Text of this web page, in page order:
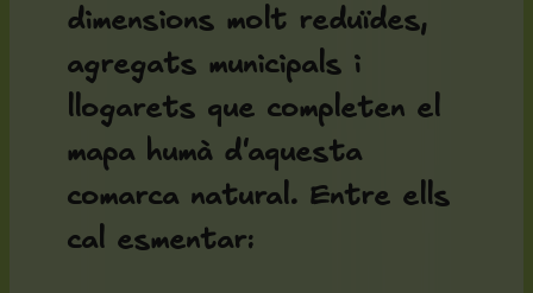
dimensions molt reduïdes,
agregats municipals i
llogarets que completen el
mapa humà d'aquesta
comarca natural. Entre ells
cal esmentar: